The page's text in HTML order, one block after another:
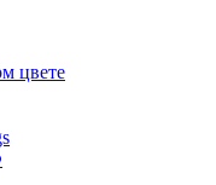
цвете